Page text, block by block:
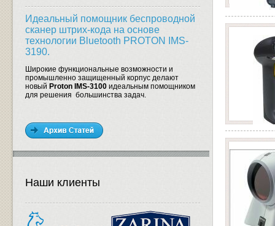
Идеальный помощник беспроводной
сканер штрих-кода на основе
технологии Bluetooth PROTON IMS-
3190.
Широкие функциональные возможности и
промышленно защищенный корпус делают
новый Proton IMS-3100 идеальным помощником
для решения большинства задач.
Наши клиенты